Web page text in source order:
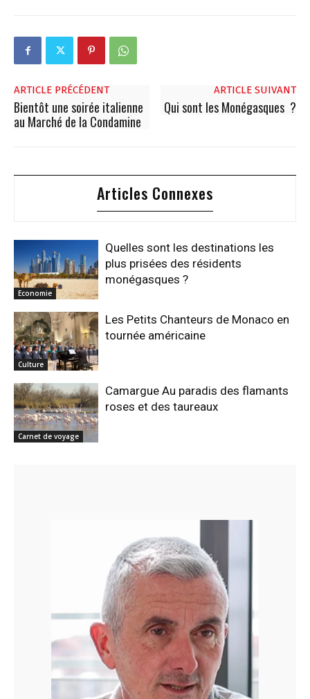
ARTICLE PRÉCÉDENT
Bientôt une soirée italienne
au Marché de la Condamine
ARTICLE SUIVANT
Qui sont les Monégasques ?
Articles Connexes
Economie
Quelles sont les destinations les
plus prisées des résidents
monégasques ?
Culture
Les Petits Chanteurs de Monaco en
tournée américaine
Carnet de voyage
Camargue Au paradis des flamants
roses et des taureaux